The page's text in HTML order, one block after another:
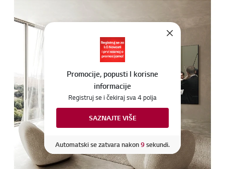
Idi
Promocije, popusti I korisne
informacije
Registruj se i čekiraj sva 4 polja
SAZNAJTE VIŠE
Automatski se zatvara nakon4sekundi.